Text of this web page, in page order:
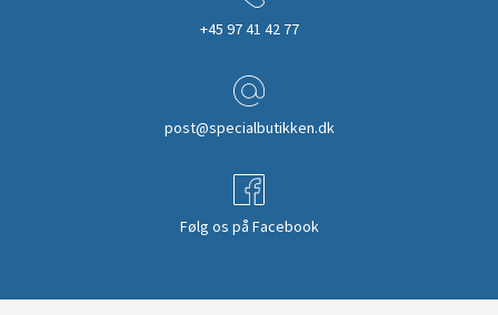
+45 97 41 42 77
post@specialbutikken.dk
Følg os på Facebook